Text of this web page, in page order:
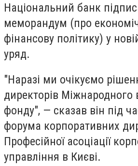
Національний банк
меморандум (про
фінансову політику) у
уряд.
"Наразі ми очікуємо
директорів Міжнародного
фонду", — сказав він під
форума корпоративних
Професійної асоціації
управління в Києві.